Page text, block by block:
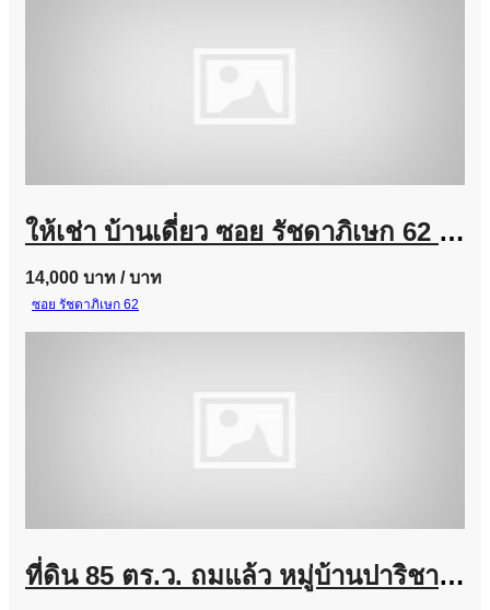
ให้เช่า บ้านเดี่ยว ซอย รัชดาภิเษก 62 แยกประชานุกูล ประชาชื่น
14,000 บาท / บาท
ซอย รัชดาภิเษก 62
ที่ดิน 85 ตร.ว. ถมแล้ว หมู่บ้านปาริชาติ แปลงมุม ขายถูก ราคาต่ำกว่าประเมิน